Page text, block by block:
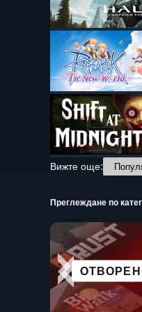
Вижте още:
Преглеждане по
И